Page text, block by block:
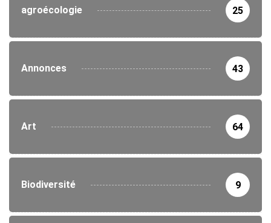
agroécologie 25
Annonces 43
Art 64
Biodiversité 9